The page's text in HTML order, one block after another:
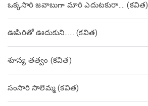
ఒక్కసారి జవాబుగా మారి ఎదుటకురా…. (కవిత)
ఊపిరితో ఊదుకుని…… (కవిత)
శూన్య తత్వం (కవిత)
సంసారి సాలెమ్మ (కవిత)